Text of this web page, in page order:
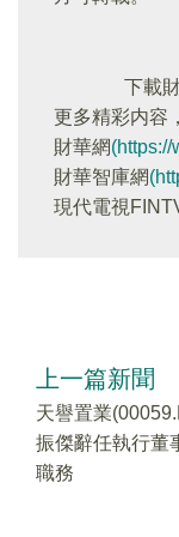
下載
更多精彩内容
財華網(https://
財華智庫網
現代電視
上一篇新聞
天譽置業
振傑辭任執行董
職務